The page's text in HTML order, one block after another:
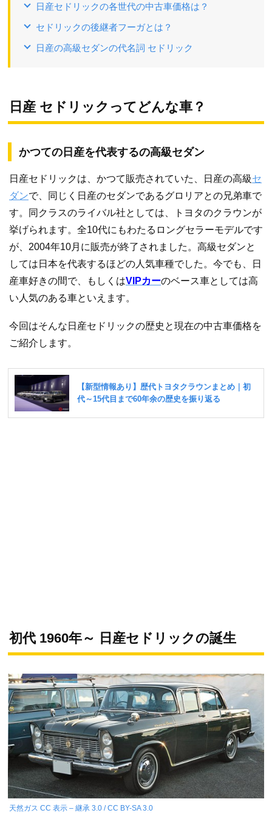
日産セドリックの各世代の中古車価格は？
セドリックの後継者フーガとは？
日産の高級セダンの代名詞 セドリック
日産 セドリックってどんな車？
かつての日産を代表するの高級セダン
日産セドリックは、かつて販売されていた、日産の高級セ
ダンで、同じく日産のセダンであるグロリアとの兄弟車で
す。同クラスのライバル社としては、トヨタのクラウンが
挙げられます。全10代にもわたるロングセラーモデルです
が、2004年10月に販売が終了されました。高級セダンと
しては日本を代表するほどの人気車種でした。今でも、日
産車好きの間で、もしくはVIPカーのベース車としては高
い人気のある車といえます。
今回はそんな日産セドリックの歴史と現在の中古車価格を
ご紹介します。
初代 1960年～ 日産セドリックの誕生
天然ガス CC 表示 – 継承 3.0 / CC BY-SA 3.0